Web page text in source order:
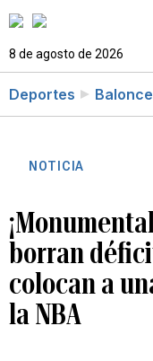
8 de agosto de 2026
Deportes
NOTICIA
borran
colocan a
la NBA